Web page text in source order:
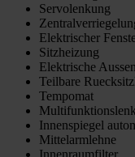
Servolenkung
Elektrischer
Sitzheizung
Elektrische
Teilbare
Tempomat
Innenspiegel
Mittelarmlehne
Innenraumfilter